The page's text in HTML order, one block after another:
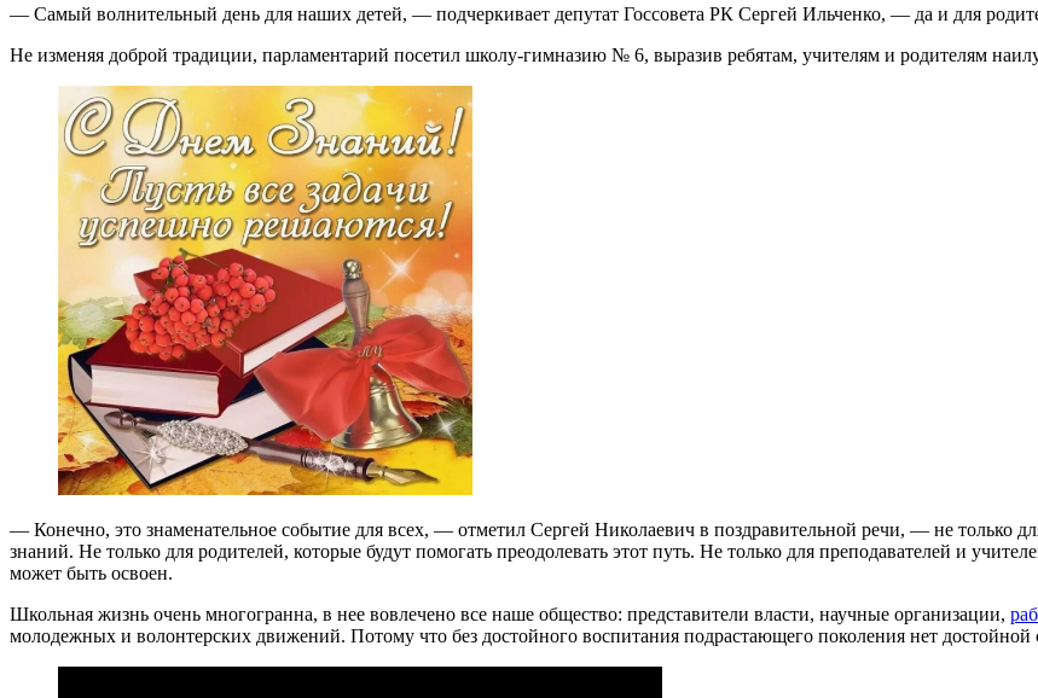
— Самый волнительный день для наших детей, — подчеркивает депутат Госсовета РК Сергей Ильченко, — да и для
Не изменяя доброй традиции, парламентарий посетил школу-гимназию № 6, выразив ребятам, учителям и родителям
— Конечно, это знаменательное событие для всех, — отметил Сергей Николаевич в поздравительной речи, — не только
знаний. Не только для родителей, которые будут помогать преодолевать этот путь. Не только для преподавателей и
может быть освоен.
Школьная жизнь очень многогранна, в нее вовлечено все наше общество: представители власти, научные организации,
молодежных и волонтерских движений. Потому что без достойного воспитания подрастающего поколения нет достойной